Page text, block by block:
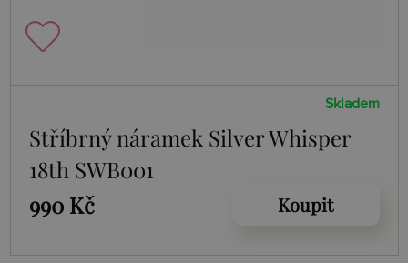
Skladem
Stříbrný náramek Silver Whisper
18th SWB001
990 Kč
Koupit